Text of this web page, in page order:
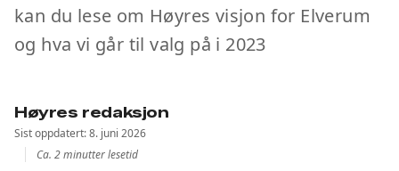
kan du lese om Høyres visjon for Elverum
og hva vi går til valg på i 2023
Høyres redaksjon
Sist oppdatert: 8. juni 2026
Ca. 2 minutter lesetid